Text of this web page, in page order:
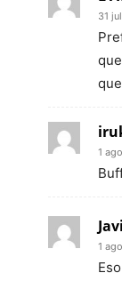
31
1
1